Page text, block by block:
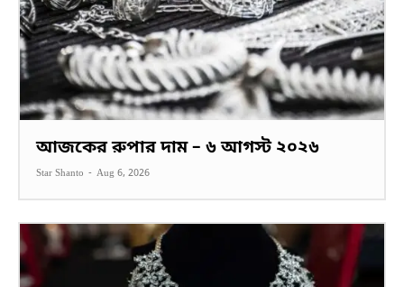
আজকের রুপার দাম – ৬ আগস্ট ২০২৬
Star Shanto - Aug 6, 2026